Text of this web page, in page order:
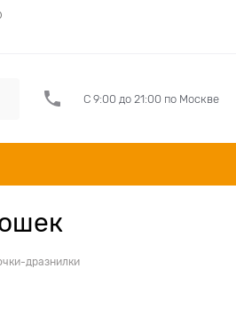
С 9:00 до 21:00 по Москве
дразнилки